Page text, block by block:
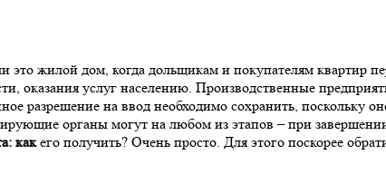
это жилой дом, когда дольщикам и покупателям квартир
оказания услуг населению. Производственные
разрешение на ввод необходимо сохранить, поскольку
органы могут на любом из этапов – при
какего получить? Очень просто. Для этого поскорее